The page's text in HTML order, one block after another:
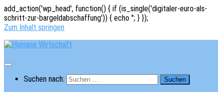
add_action('wp_head', function() { if (is_single('digitaler-euro-als-
schritt-zur-bargeldabschaffung')) { echo ''; } });
Zum Inhalt springen
Suchen nach: